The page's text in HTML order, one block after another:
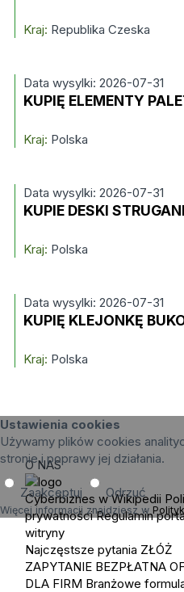
Kraj: Republika Czeska
Data wysylki: 2026-07-31
KUPIĘ ELEMENTY
Kraj: Polska
Data wysylki: 2026-07-31
KUPIE DESKI
Kraj: Polska
Data wysylki: 2026-07-31
KUPIĘ KLEJONKĘ
Kraj: Polska
Ustawienia cookies
Używamy plików cookies
stronie i poprawy jej działania.
Zaakceptuj Odrzuć
Więcej informacji znajdziesz w
O NAS
Cyberbiznes w Wikipedii
prywatności Regulamin
witryny
Najczęstsze pytania ZŁÓŻ
ZAPYTANIE BEZPŁATNA
DLA FIRM Branżowe